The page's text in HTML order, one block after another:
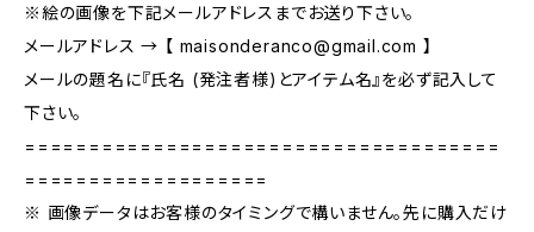
※絵の画像を下記メールアドレスまでお送り下さい。
メールアドレス → 【 maisonderanco@gmail.com 】
メールの題名に『氏名 (発注者様)とアイテム名』を必ず記入して
下さい。
=====================================
===================
※ 画像データはお客様のタイミングで構いません。先に購入だけ